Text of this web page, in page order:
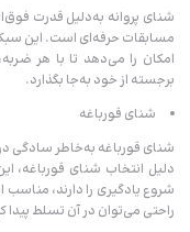
شنای پروانه به‌دلیل قدرت
مسابقات حرفه‌ای است. این سبک
امکان را می‌دهد تا با هر
برجسته از خود به‌جا بگذارد.
شنای قورباغه
شنای قورباغه به‌خاطر سادگی
دلیل انتخاب شنای قورباغه،
شروع یادگیری را دارند،
راحتی می‌توان در آن تسلط پیدا